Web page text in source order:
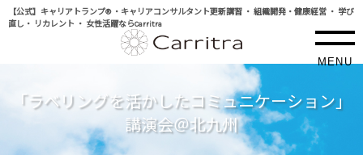
【公式】キャリアトランプ® ・キャリアコンサルタント更新講習 ・ 組織開発・健康経営 ・ 学び
直し・ リカレント ・ 女性活躍ならCarritra
MENU
「ラベリングを活かしたコミュニケーション」
講演会＠北九州